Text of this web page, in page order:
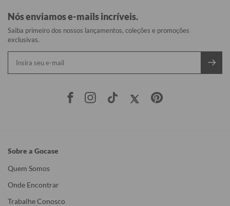
Nós enviamos e-mails incríveis.
Saiba primeiro dos nossos lançamentos, coleções e promoções
exclusivas.
Sobre a Gocase
Quem Somos
Onde Encontrar
Trabalhe Conosco